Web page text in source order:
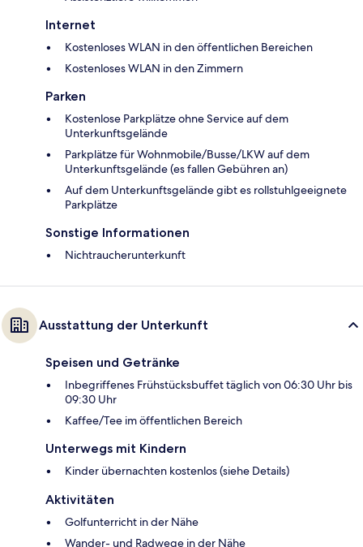
Internet
Kostenloses WLAN in den öffentlichen Bereichen
Kostenloses WLAN in den Zimmern
Parken
Kostenlose Parkplätze ohne Service auf dem
Unterkunftsgelände
Parkplätze für Wohnmobile/Busse/LKW auf dem
Unterkunftsgelände (es fallen Gebühren an)
Auf dem Unterkunftsgelände gibt es rollstuhlgeeignete
Parkplätze
Sonstige Informationen
Nichtraucherunterkunft
Ausstattung der Unterkunft
Speisen und Getränke
Inbegriffenes Frühstücksbuffet täglich von 06:30 Uhr bis
09:30 Uhr
Kaffee/Tee im öffentlichen Bereich
Unterwegs mit Kindern
Kinder übernachten kostenlos (siehe Details)
Aktivitäten
Golfunterricht in der Nähe
Wander- und Radwege in der Nähe